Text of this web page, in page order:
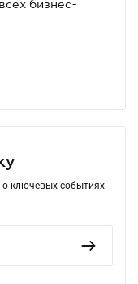
бизнес-
о ключевых событиях